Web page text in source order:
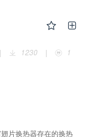
沿程分布进行了研
特性参数；最后，对
究结果表明：在环境
MPa下，三级系统
统相对卡诺效率为
| 1230 | 1
片换热器存在的换热